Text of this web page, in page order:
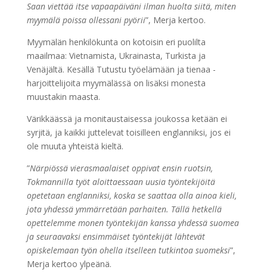
Saan viettää itse vapaapäiväni ilman huolta siitä, miten
myymälä poissa ollessani pyörii”, Merja kertoo.
Myymälän henkilökunta on kotoisin eri puolilta
maailmaa: Vietnamista, Ukrainasta, Turkista ja
Venäjältä. Kesällä Tutustu työelämään ja tienaa -
harjoittelijoita myymälässä on lisäksi monesta
muustakin maasta.
Värikkäässä ja monitaustaisessa joukossa ketään ei
syrjitä, ja kaikki juttelevat toisilleen englanniksi, jos ei
ole muuta yhteistä kieltä.
”Närpiössä vierasmaalaiset oppivat ensin ruotsin,
Tokmannilla työt aloittaessaan uusia työntekijöitä
opetetaan englanniksi, koska se saattaa olla ainoa kieli,
jota yhdessä ymmärretään parhaiten. Tällä hetkellä
opettelemme monen työntekijän kanssa yhdessä suomea
ja seuraavaksi ensimmäiset työntekijät lähtevät
opiskelemaan työn ohella itselleen tutkintoa suomeksi”,
Merja kertoo ylpeänä.